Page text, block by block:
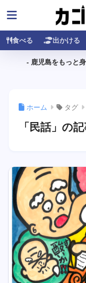
食べる 出かける
- 鹿児島をもっと
ホーム タグ
「民話」の